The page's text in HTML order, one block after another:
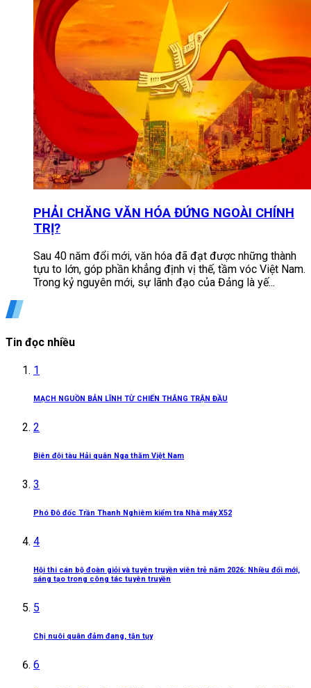
PHẢI CHĂNG VĂN HÓA ĐỨNG NGOÀI CHÍNH
TRỊ?
Sau 40 năm đổi mới, văn hóa đã đạt được những thành
tựu to lớn, góp phần khẳng định vị thế, tầm vóc Việt Nam.
Trong kỷ nguyên mới, sự lãnh đạo của Đảng là yế...
Tin đọc nhiều
1
MẠCH NGUỒN BẢN LĨNH TỪ CHIẾN THẮNG TRẬN ĐẦU
2
Biên đội tàu Hải quân Nga thăm Việt Nam
3
Phó Đô đốc Trần Thanh Nghiêm kiểm tra Nhà máy X52
4
Hội thi cán bộ đoàn giỏi và tuyên truyền viên trẻ năm 2026: Nhiều đổi mới,
sáng tạo trong công tác tuyên truyền
5
Chị nuôi quân đảm đang, tận tụy
6